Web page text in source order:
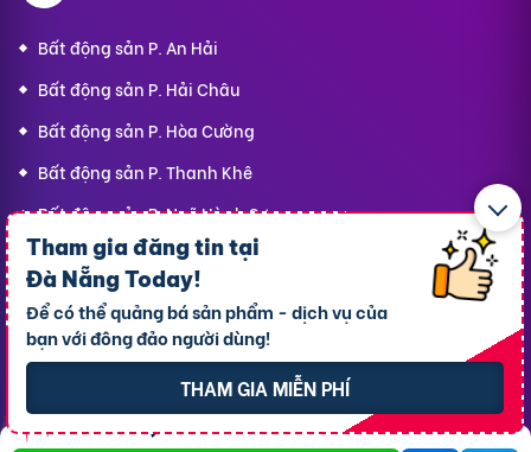
Tham gia đăng tin tại
Đà Nẵng Today!
Để có thể quảng bá sản phẩm - dịch vụ của
bạn với đông đảo người dùng!
THAM GIA MIỄN PHÍ
Bất động sản P. An Hải
Bất động sản P. Hải Châu
Bất động sản P. Hòa Cường
Bất động sản P. Thanh Khê
Bất động sản P. Ngũ Hành Sơn
Bất động sản P. Hòa Khánh
Bất động sản P. Sơn Trà
Bất động sản P. Cẩm Lệ
Bất động sản P. An Khê
Bất động sản P. Hòa Xuân